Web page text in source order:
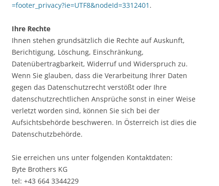
=footer_privacy?ie=UTF8&nodeId=3312401 .
Ihre Rechte
Ihnen stehen grundsätzlich die Rechte auf Auskunft,
Berichtigung, Löschung, Einschränkung,
Datenübertragbarkeit, Widerruf und Widerspruch zu.
Wenn Sie glauben, dass die Verarbeitung Ihrer Daten
gegen das Datenschutzrecht verstößt oder Ihre
datenschutzrechtlichen Ansprüche sonst in einer Weise
verletzt worden sind, können Sie sich bei der
Aufsichtsbehörde beschweren. In Österreich ist dies die
Datenschutzbehörde.
Sie erreichen uns unter folgenden Kontaktdaten:
Byte Brothers KG
tel: +43 664 3344229